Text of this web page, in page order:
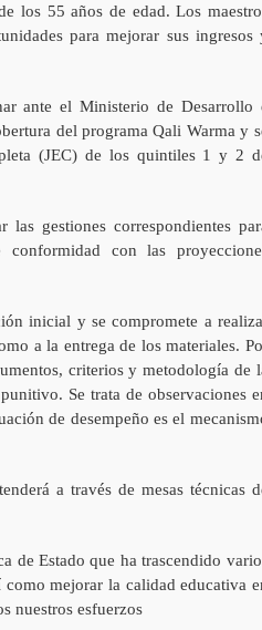
los 55 años de edad. Los
para mejorar sus ingresos
ante el Ministerio de Desarrollo
del programa Qali Warma y
(JEC) de los quintiles 1 y 2
gestiones correspondientes
con las
inicial y se compromete a
a la entrega de los materiales.
criterios y metodología de
Se trata de observaciones
de desempeño es el
a través de mesas técnicas
de Estado que ha trascendido
mejorar la calidad educativa
nuestros esfuerzos